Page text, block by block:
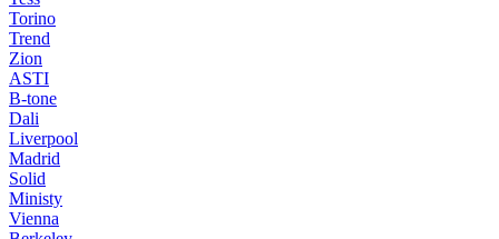
Torino
Trend
Zion
ASTI
B-tone
Dali
Liverpool
Madrid
Solid
Ministy
Vienna